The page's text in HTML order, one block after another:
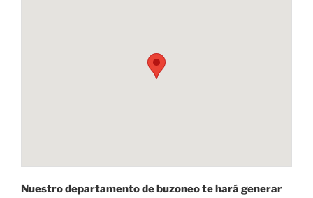
Nuestro departamento de buzoneo te hará generar